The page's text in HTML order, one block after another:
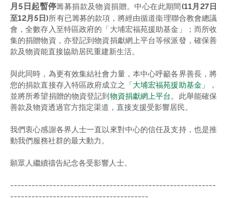
月5日起暫停籌募捐款及物資捐贈。中心在此期間(11月27日
至12月5日)所有已籌募的款項，將經由循道衞理聯合教會總議
會，全數存入至特區政府的「大埔宏福苑援助基金」；而所收
集的捐贈物資，亦登記到物資捐獻網上平台等候派發，確保善
款及物資能直接協助居民重建新生活。
與此同時，為更有效集結社會力量，本中心呼籲各界善長，將
您的捐款直接存入特區政府成立之 「大埔宏福苑援助基金」
，
並將所希望捐贈的物資登記到 物資捐獻網上平台。此舉能確保
善款及物資透過官方指定渠道，直接支援受影響居民。
我們衷心感謝各界人士一直以來對中心的信任及支持，也是推
動我們服務社群的最大動力。
願眾人繼續禱告紀念各受影響人士。
----------------------------------------------------------